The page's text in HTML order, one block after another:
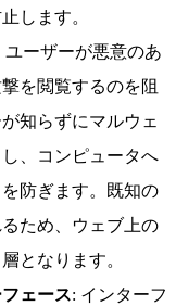
します。
ーザーが悪意のあ
を閲覧するのを阻
知らずにマルウェ
、コンピュータへ
防ぎます。既知の
ため、ウェブ上の
となります。
ェース: インターフ